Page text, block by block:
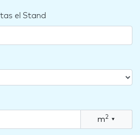
el Stand
m2 ▾